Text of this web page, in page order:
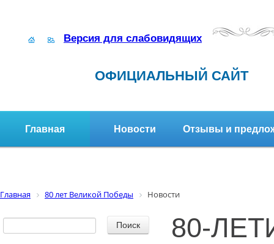
Версия для слабовидящих
ОФИЦИАЛЬНЫЙ САЙТ
Главная Новости Отзывы и
Главная 80 лет Великой Победы Новости
80-